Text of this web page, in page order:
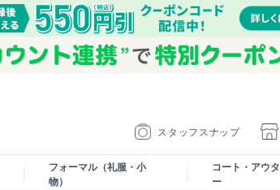
スタッフスナップ
フォーマル（礼服・小
物）
コート・アウタ
ー